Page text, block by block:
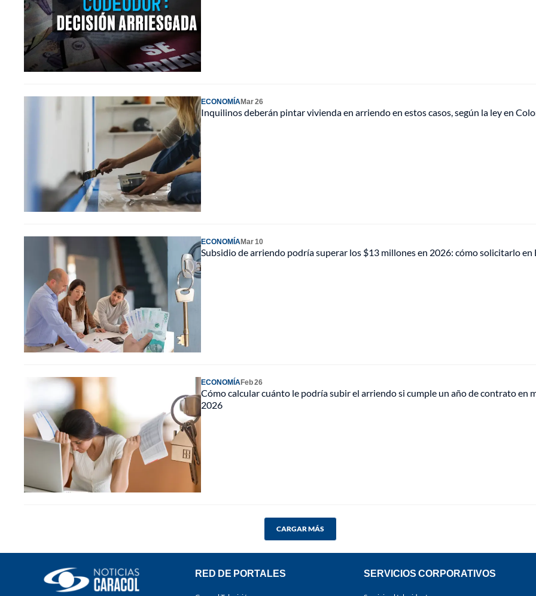
ECONOMÍAMar 26
Inquilinos deberán pintar vivienda en arriendo en estos casos, según la ley en
ECONOMÍAMar 10
Subsidio de arriendo podría superar los $13 millones en 2026: cómo solicitarlo en
ECONOMÍAFeb 26
Cómo calcular cuánto le podría subir el arriendo si cumple un año de contrato en
2026
CARGAR MÁS
RED DE PORTALES SERVICIOS CORPORATIVOS